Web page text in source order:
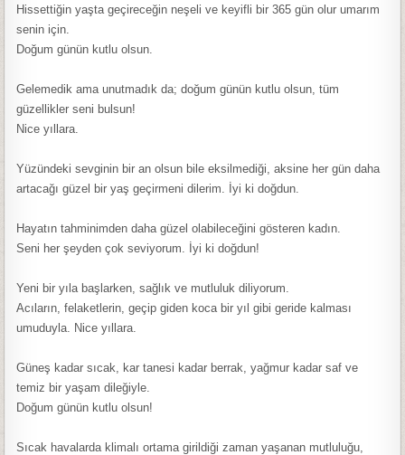
Hissettiğin yaşta geçireceğin neşeli ve keyifli bir 365 gün olur umarım
senin için.
Doğum günün kutlu olsun.
Gelemedik ama unutmadık da; doğum günün kutlu olsun, tüm
güzellikler seni bulsun!
Nice yıllara.
Yüzündeki sevginin bir an olsun bile eksilmediği, aksine her gün daha
artacağı güzel bir yaş geçirmeni dilerim. İyi ki doğdun.
Hayatın tahminimden daha güzel olabileceğini gösteren kadın.
Seni her şeyden çok seviyorum. İyi ki doğdun!
Yeni bir yıla başlarken, sağlık ve mutluluk diliyorum.
Acıların, felaketlerin, geçip giden koca bir yıl gibi geride kalması
umuduyla. Nice yıllara.
Güneş kadar sıcak, kar tanesi kadar berrak, yağmur kadar saf ve
temiz bir yaşam dileğiyle.
Doğum günün kutlu olsun!
Sıcak havalarda klimalı ortama girildiği zaman yaşanan mutluluğu,